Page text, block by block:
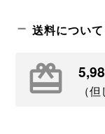
送料について
（